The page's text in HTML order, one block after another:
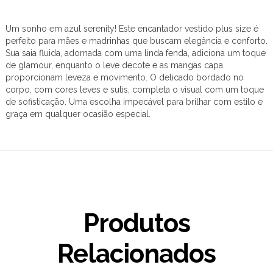
Um sonho em azul serenity! Este encantador vestido plus size é
perfeito para mães e madrinhas que buscam elegância e conforto.
Sua saia fluida, adornada com uma linda fenda, adiciona um toque
de glamour, enquanto o leve decote e as mangas capa
proporcionam leveza e movimento. O delicado bordado no
corpo, com cores leves e sutis, completa o visual com um toque
de sofisticação. Uma escolha impecável para brilhar com estilo e
graça em qualquer ocasião especial.
Produtos
Relacionados